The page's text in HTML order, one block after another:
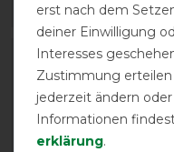
ARTIKEL MERKEN
-10%
erst nach dem
deiner Einwilligung
Interesses
Zustimmung erteilen
jederzeit ändern
Informationen
erklärung.